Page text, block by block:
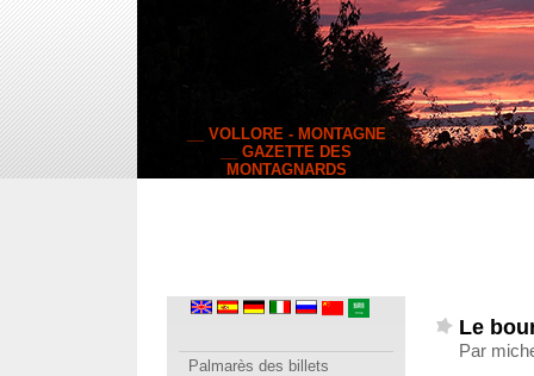
__ VOLLORE - MONTAGNE
__ GAZETTE DES
MONTAGNARDS
Le
Par
Palmarès des billets